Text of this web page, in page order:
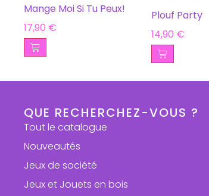
Mange Moi Si Tu Peux!
17,90 €
Plouf Party
14,90 €
QUE RECHERCHEZ-VOUS ?
Tout le catalogue
Nouveautés
Jeux de société
Jeux et Jouets en bois